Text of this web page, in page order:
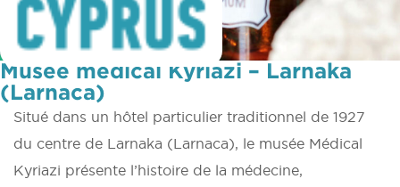
Musée médical Kyriazi – Larnaka
(Larnaca)
Situé dans un hôtel particulier traditionnel de 1927
du centre de Larnaka (Larnaca), le musée Médical
Kyriazi présente l’histoire de la médecine,